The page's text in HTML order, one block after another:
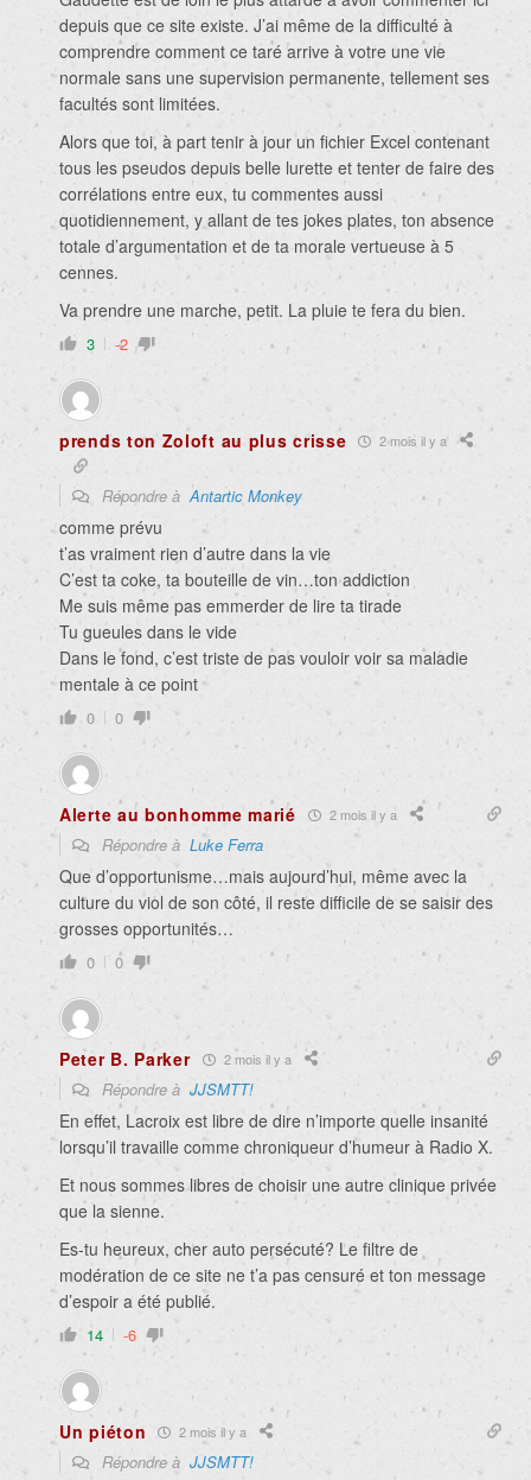
depuis que ce site existe. J’ai même de la difficulté à
comprendre comment ce taré arrive à votre une vie
normale sans une supervision permanente, tellement ses
facultés sont limitées.
Alors que toi, à part tenir à jour un fichier Excel contenant
tous les pseudos depuis belle lurette et tenter de faire des
corrélations entre eux, tu commentes aussi
quotidiennement, y allant de tes jokes plates, ton absence
totale d’argumentation et de ta morale vertueuse à 5
cennes.
Va prendre une marche, petit. La pluie te fera du bien.
3 -2
prends ton Zoloft au plus crisse 2 mois il y a
Répondre àAntartic Monkey
comme prévu
t’as vraiment rien d’autre dans la vie
C’est ta coke, ta bouteille de vin…ton addiction
Me suis même pas emmerder de lire ta tirade
Tu gueules dans le vide
Dans le fond, c’est triste de pas vouloir voir sa maladie
mentale à ce point
0 0
Alerte au bonhomme marié 2 mois il y a
Répondre à Luke Ferra
Que d’opportunisme…mais aujourd’hui, même avec la
culture du viol de son côté, il reste difficile de se saisir des
grosses opportunités…
0 0
Peter B. Parker 2 mois il y a
Répondre à JJSMTT!
En effet, Lacroix est libre de dire n’importe quelle insanité
lorsqu’il travaille comme chroniqueur d’humeur à Radio X.
Et nous sommes libres de choisir une autre clinique privée
que la sienne.
Es-tu heureux, cher auto persécuté? Le filtre de
modération de ce site ne t’a pas censuré et ton message
d’espoir a été publié.
14 -6
Un piéton 2 mois il y a
Répondre à JJSMTT!